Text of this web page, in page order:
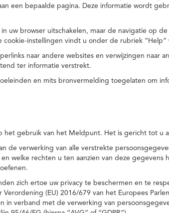
een bepaalde pagina. Deze informatie wordt
uw browser uitschakelen, maar de navigatie op
cookie-instellingen vindt u onder de rubriek “Help”
naar andere websites en verwijzingen naar
ter informatie verstrekt.
en mits bronvermelding toegelaten om
het gebruik van het Meldpunt. Het is gericht tot u
de verwerking van alle verstrekte
welke rechten u ten aanzien van deze gegevens
zich ertoe uw privacy te beschermen en te
(EU) 2016/679 van het Europees
in verband met de verwerking van